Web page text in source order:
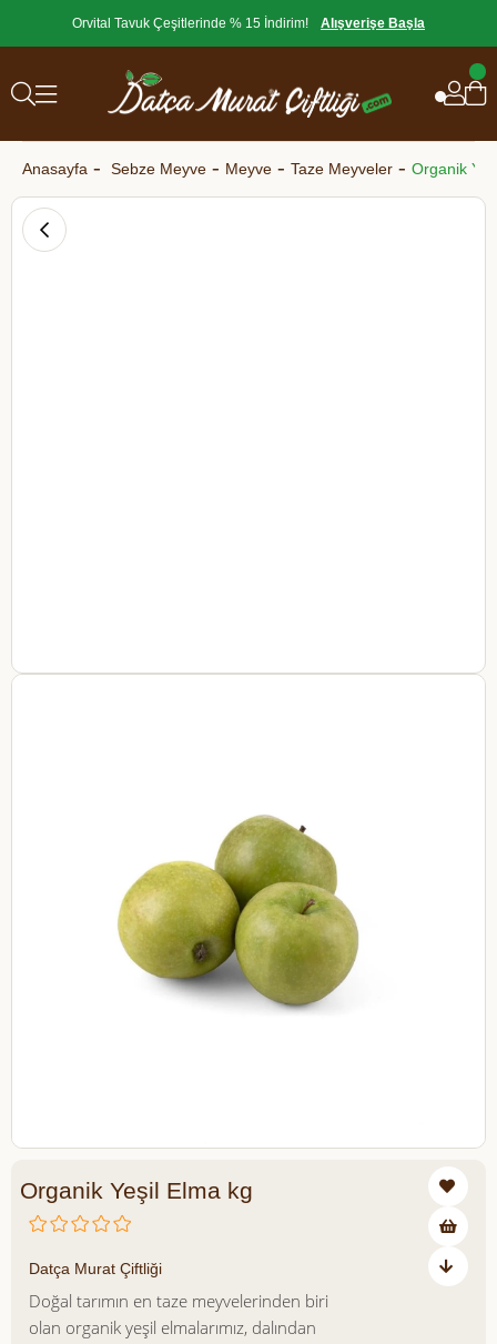
Orvital Tavuk Çeşitlerinde % 15 İndirim! Alışverişe Başla
Anasayfa Sebze Meyve Meyve Taze Meyveler Organik
Organik Yeşil Elma kg
Datça Murat Çiftliği
Doğal tarımın en taze meyvelerinden biri
olan organik yeşil elmalarımız, dalından